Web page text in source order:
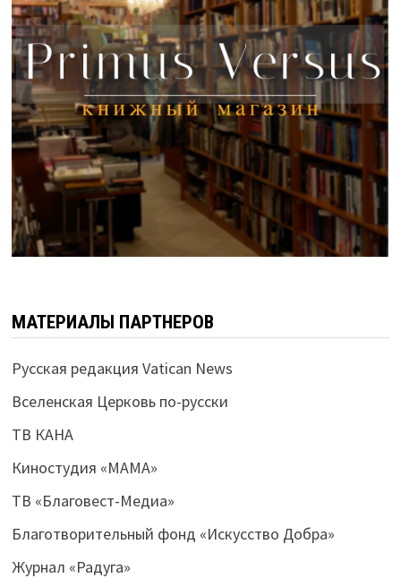
МАТЕРИАЛЫ ПАРТНЕРОВ
Русская редакция Vatican News
Вселенская Церковь по-русски
ТВ КАНА
Киностудия «МАМА»
ТВ «Благовест-Медиа»
Благотворительный фонд «Искусство Добра»
Журнал «Радуга»